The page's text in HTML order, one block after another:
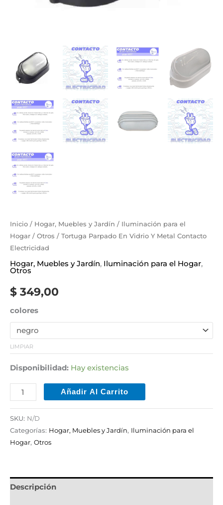
Inicio / Hogar, Muebles y Jardín / Iluminación para el
Hogar / Otros / Tortuga Parpado En Vidrio Y Metal Contacto
Electricidad
Hogar, Muebles y Jardín, Iluminación para el Hogar,
Otros
$ 349,00
colores
LIMPIAR
Disponibilidad: Hay existencias
Añadir Al Carrito
SKU: N/D
Categorías: Hogar, Muebles y Jardín, Iluminación para el
Hogar, Otros
Descripción